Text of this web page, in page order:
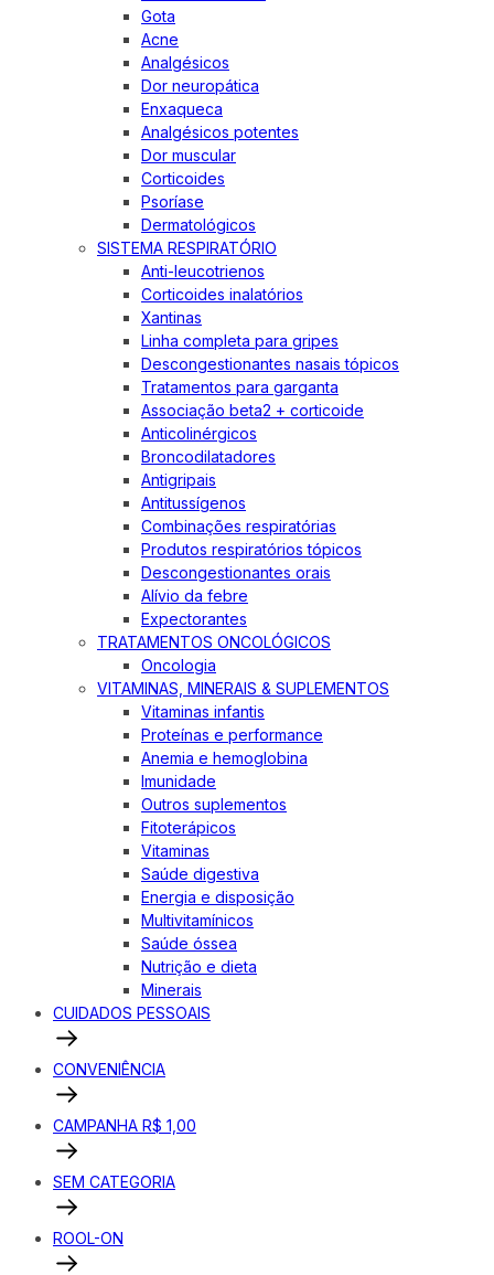
Gota
Acne
Analgésicos
Dor neuropática
Enxaqueca
Analgésicos potentes
Dor muscular
Corticoides
Psoríase
Dermatológicos
SISTEMA RESPIRATÓRIO
Anti-leucotrienos
Corticoides inalatórios
Xantinas
Linha completa para gripes
Descongestionantes nasais tópicos
Tratamentos para garganta
Associação beta2 + corticoide
Anticolinérgicos
Broncodilatadores
Antigripais
Antitussígenos
Combinações respiratórias
Produtos respiratórios tópicos
Descongestionantes orais
Alívio da febre
Expectorantes
TRATAMENTOS ONCOLÓGICOS
Oncologia
VITAMINAS, MINERAIS & SUPLEMENTOS
Vitaminas infantis
Proteínas e performance
Anemia e hemoglobina
Imunidade
Outros suplementos
Fitoterápicos
Vitaminas
Saúde digestiva
Energia e disposição
Multivitamínicos
Saúde óssea
Nutrição e dieta
Minerais
CUIDADOS PESSOAIS
CONVENIÊNCIA
CAMPANHA R$ 1,00
SEM CATEGORIA
ROOL-ON